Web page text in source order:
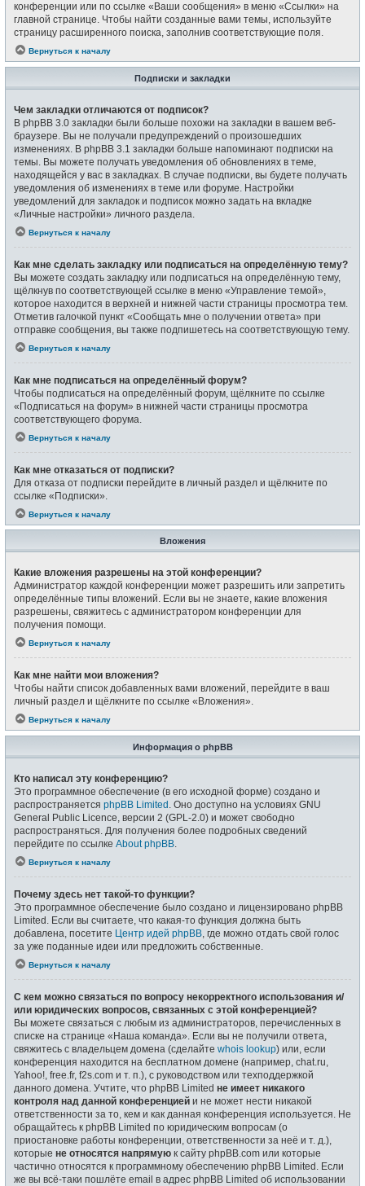
конференции или по ссылке «Ваши сообщения» в меню «Ссылки» на
главной странице. Чтобы найти созданные вами темы, используйте
страницу расширенного поиска, заполнив соответствующие поля.
Вернуться к началу
Подписки и закладки
Чем закладки отличаются от подписок?
В phpBB 3.0 закладки были больше похожи на закладки в вашем веб-
браузере. Вы не получали предупреждений о произошедших
изменениях. В phpBB 3.1 закладки больше напоминают подписки на
темы. Вы можете получать уведомления об обновлениях в теме,
находящейся у вас в закладках. В случае подписки, вы будете получать
уведомления об изменениях в теме или форуме. Настройки
уведомлений для закладок и подписок можно задать на вкладке
«Личные настройки» личного раздела.
Вернуться к началу
Как мне сделать закладку или подписаться на определённую тему?
Вы можете создать закладку или подписаться на определённую тему,
щёлкнув по соответствующей ссылке в меню «Управление темой»,
которое находится в верхней и нижней части страницы просмотра тем.
Отметив галочкой пункт «Сообщать мне о получении ответа» при
отправке сообщения, вы также подпишетесь на соответствующую тему.
Вернуться к началу
Как мне подписаться на определённый форум?
Чтобы подписаться на определённый форум, щёлкните по ссылке
«Подписаться на форум» в нижней части страницы просмотра
соответствующего форума.
Вернуться к началу
Как мне отказаться от подписки?
Для отказа от подписки перейдите в личный раздел и щёлкните по
ссылке «Подписки».
Вернуться к началу
Вложения
Какие вложения разрешены на этой конференции?
Администратор каждой конференции может разрешить или запретить
определённые типы вложений. Если вы не знаете, какие вложения
разрешены, свяжитесь с администратором конференции для
получения помощи.
Вернуться к началу
Как мне найти мои вложения?
Чтобы найти список добавленных вами вложений, перейдите в ваш
личный раздел и щёлкните по ссылке «Вложения».
Вернуться к началу
Информация о phpBB
Кто написал эту конференцию?
Это программное обеспечение (в его исходной форме) создано и
распространяется phpBB Limited . Оно доступно на условиях GNU
General Public Licence, версии 2 (GPL-2.0) и может свободно
распространяться. Для получения более подробных сведений
перейдите по ссылке About phpBB
Вернуться к началу
Почему здесь нет такой-то функции?
Это программное обеспечение было создано и лицензировано phpBB
Limited. Если вы считаете, что какая-то функция должна быть
добавлена, посетите Центр идей phpBB , где можно отдать свой голос
за уже поданные идеи или предложить собственные.
Вернуться к началу
С кем можно связаться по вопросу некорректного использования и/
или юридических вопросов, связанных с этой конференцией?
Вы можете связаться с любым из администраторов, перечисленных в
списке на странице «Наша команда». Если вы не получили ответа,
свяжитесь с владельцем домена (сделайте whois lookup) или, если
конференция находится на бесплатном домене (например, chat.ru,
Yahoo!, free.fr, f2s.com и т. п.), с руководством или техподдержкой
данного домена. Учтите, что phpBB Limited не имеет никакого
контроля над данной конференцией и не может нести никакой
ответственности за то, кем и как данная конференция используется. Не
обращайтесь к phpBB Limited по юридическим вопросам (о
приостановке работы конференции, ответственности за неё и т. д.),
которые не относятся напрямую к сайту phpBB.com или которые
частично относятся к программному обеспечению phpBB Limited. Если
же вы всё-таки пошлёте email в адрес phpBB Limited об использовании